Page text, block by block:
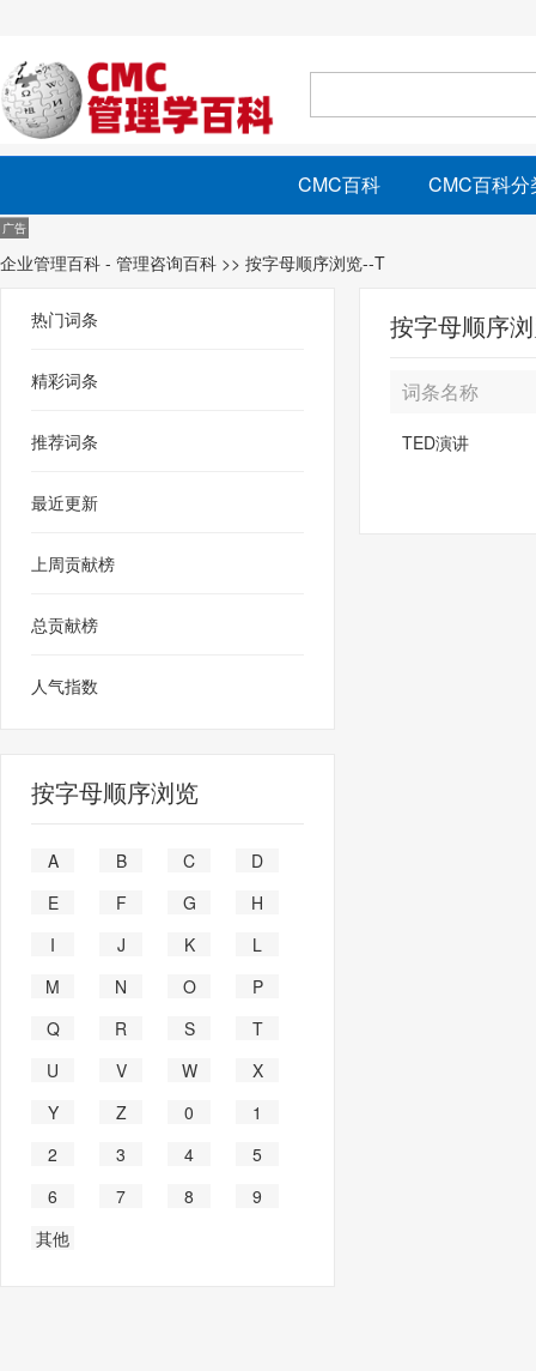
CMC百科 CMC百科分
企业管理百科 - 管理咨询百科 >> 按字母顺序浏览--T
按字母顺序
词条名称
TED演讲
热门词条
精彩词条
推荐词条
最近更新
上周贡献榜
总贡献榜
人气指数
按字母顺序浏览
A B C
D
E
F G
H
I
J K
L
M
N O
P
Q
R S
T
U
V W
X
Y
Z 0
1
2
3 4
5
6
7 8
9
其他